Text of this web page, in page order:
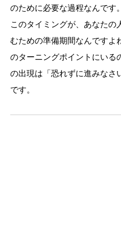
のために必要な過程なんです
このタイミングが、あなたの
むための準備期間なんですよ
のターニングポイントにいる
の出現は「恐れずに進みなさ
です。